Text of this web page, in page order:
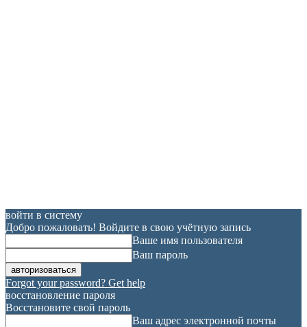
войти в систему
Добро пожаловать! Войдите в свою учётную запись
Ваше имя пользователя
Ваш пароль
Forgot your password? Get help
восстановление пароля
Восстановите свой пароль
Ваш адрес электронной почты